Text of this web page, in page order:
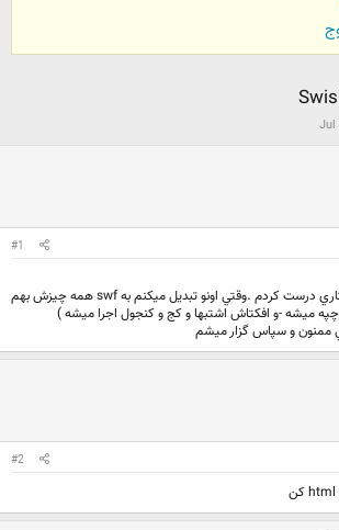
Jul
#1
راستش من با SWISH يك كاري درست كردم .وقتي اونو تبديل ميكنم به swf همه چيزش بهم
ميشه -و افكتاش اشتبها و كج و كنجول اجرا ميشه )
ممنون و سپاس گزار ميشم
#2